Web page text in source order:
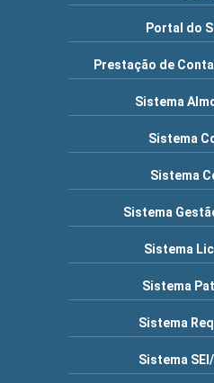
Portal do
Prestação de
Sistema
Sistema
Sistema
Sistema
Sistema
Sistema
Sistema
Sistema